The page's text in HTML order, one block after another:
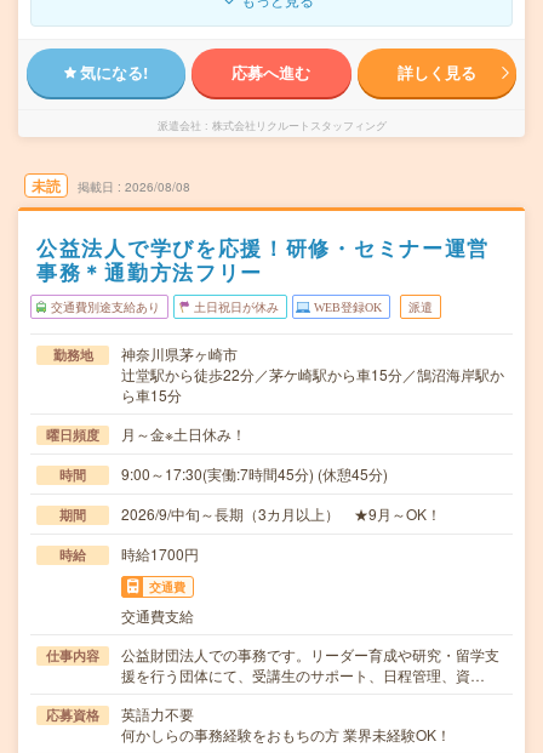
気になる! 応募へ進む 詳しく見る
派遣会社 株式会社リクルートスタッフィング
未読 掲載日 2026/08/08
公益法人で学びを応援！研修・セミナー運営
事務＊通勤方法フリー
交通費別途支給あり 土日祝日が休み WEB登録OK 派遣
勤務地
神奈川県茅ヶ崎市
辻堂駅から徒歩22分／茅ケ崎駅から車15分／鵠沼海岸駅か
ら車15分
曜日頻度 月～金※土日休み！
時間 9:00～17:30(実働:7時間45分) (休憩45分)
期間 2026/9/中旬～長期（3カ月以上） ★9月～OK！
時給 時給1700円
交通費
交通費支給
仕事内容
公益財団法人での事務です。リーダー育成や研究・留学支
援を行う団体にて、受講生のサポート、日程管理、資…
応募資格
英語力不要
何かしらの事務経験をおもちの方 業界未経験OK！